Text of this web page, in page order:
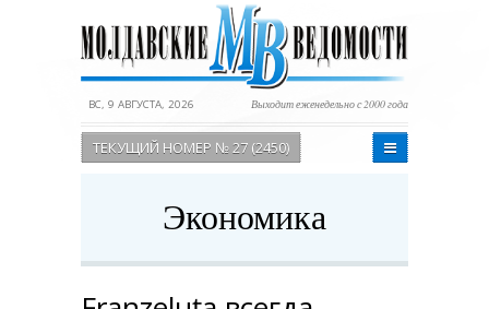
ВС, 9 АВГУСТА, 2026 Выходит еженедельно с 2000 года
ТЕКУЩИЙ НОМЕР № 27 (2450)
Экономика